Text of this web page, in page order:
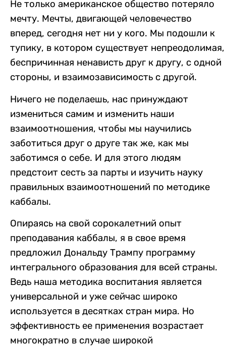
Не только американское общество потеряло
мечту. Мечты, двигающей человечество
вперед, сегодня нет ни у кого. Мы подошли к
тупику, в котором существует непреодолимая,
беспричинная ненависть друг к другу, с одной
стороны, и взаимозависимость с другой.
Ничего не поделаешь, нас принуждают
измениться самим и изменить наши
взаимоотношения, чтобы мы научились
заботиться друг о друге так же, как мы
заботимся о себе. И для этого людям
предстоит сесть за парты и изучить науку
правильных взаимоотношений по методике
каббалы.
Опираясь на свой сорокалетний опыт
преподавания каббалы, я в свое время
предложил Дональду Трампу программу
интегрального образования для всей страны.
Ведь наша методика воспитания является
универсальной и уже сейчас широко
используется в десятках стран мира. Но
эффективность ее применения возрастает
многократно в случае широкой